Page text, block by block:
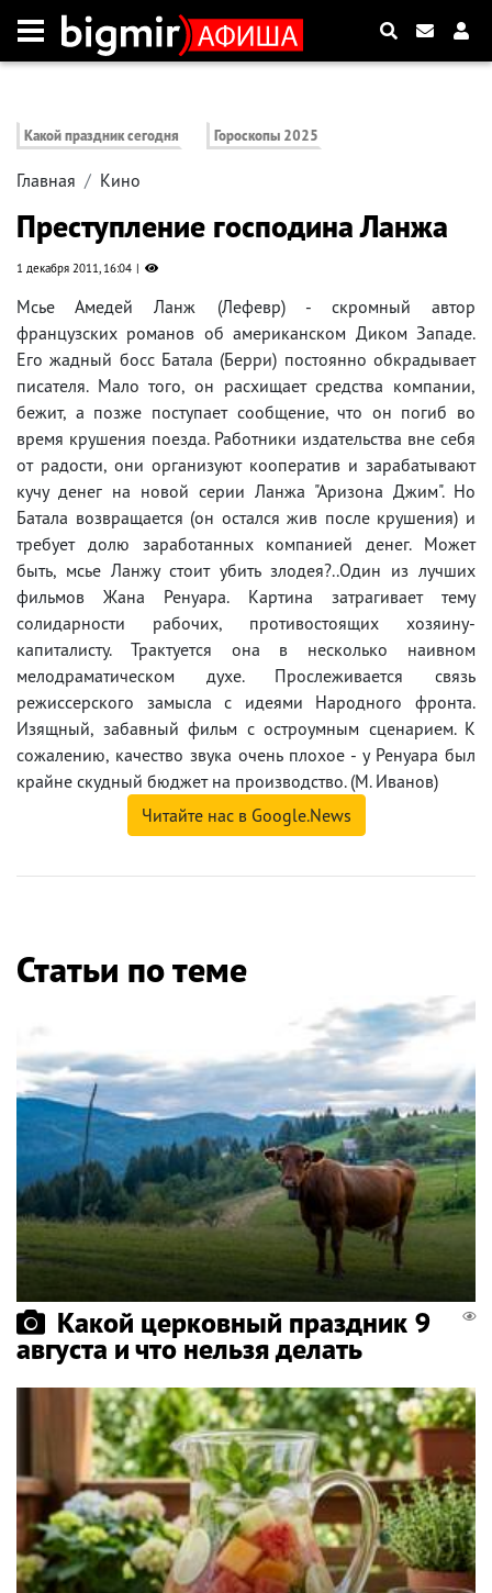
Какой праздник сегодня Гороскопы 2025
Главная Кино
Преступление господина Ланжа
1 декабря 2011, 16:04
Мсье Амедей Ланж (Лефевр) - скромный автор
французских романов об американском Диком Западе.
Его жадный босс Батала (Берри) постоянно обкрадывает
писателя. Мало того, он расхищает средства компании,
бежит, а позже поступает сообщение, что он погиб во
время крушения поезда. Работники издательства вне себя
от радости, они организуют кооператив и зарабатывают
кучу денег на новой серии Ланжа "Аризона Джим". Но
Батала возвращается (он остался жив после крушения) и
требует долю заработанных компанией денег. Может
быть, мсье Ланжу стоит убить злодея?..Один из лучших
фильмов Жана Ренуара. Картина затрагивает тему
солидарности рабочих, противостоящих хозяину-
капиталисту. Трактуется она в несколько наивном
мелодраматическом духе. Прослеживается связь
режиссерского замысла с идеями Народного фронта.
Изящный, забавный фильм с остроумным сценарием. К
сожалению, качество звука очень плохое - у Ренуара был
крайне скудный бюджет на производство. (М. Иванов)
Читайте нас в Google.News
Статьи по теме
Какой церковный праздник 9
августа и что нельзя делать